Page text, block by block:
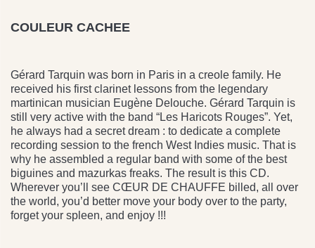
COULEUR CACHEE
Gérard Tarquin was born in Paris in a creole family. He
received his first clarinet lessons from the legendary
martinican musician Eugène Delouche. Gérard Tarquin is
still very active with the band “Les Haricots Rouges”. Yet,
he always had a secret dream : to dedicate a complete
recording session to the french West Indies music. That is
why he assembled a regular band with some of the best
biguines and mazurkas freaks. The result is this CD.
Wherever you’ll see CŒUR DE CHAUFFE billed, all over
the world, you’d better move your body over to the party,
forget your spleen, and enjoy !!!